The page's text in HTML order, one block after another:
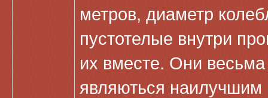
метров, диаметр
пустотелые внутри
их вместе. Они
являються